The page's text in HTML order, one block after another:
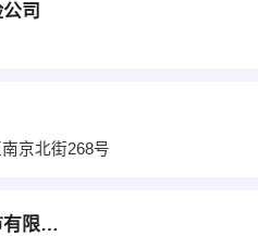
司
京北街268号
华润万家生活超市有限公司丹东宝山店